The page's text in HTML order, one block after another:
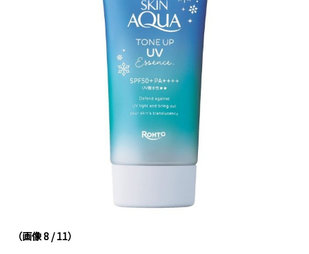
（画像 8 / 11）